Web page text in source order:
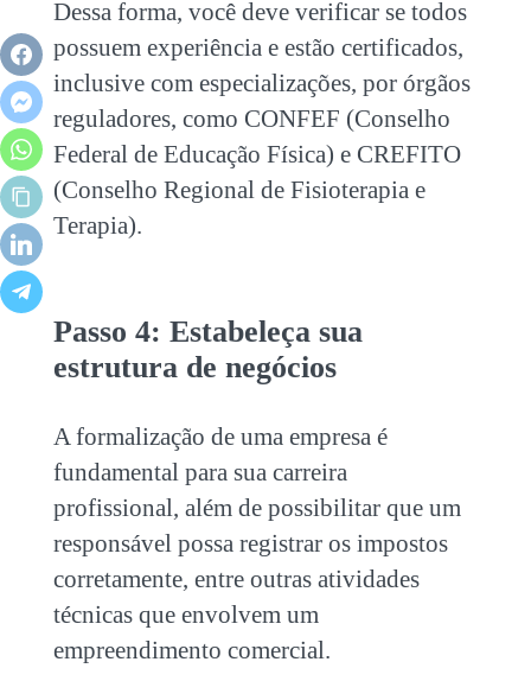
Dessa forma, você deve verificar se todos
possuem experiência e estão certificados,
inclusive com especializações, por órgãos
reguladores, como CONFEF (Conselho
Federal de Educação Física) e CREFITO
(Conselho Regional de Fisioterapia e
Terapia).
Passo 4: Estabeleça sua
estrutura de negócios
A formalização de uma empresa é
fundamental para sua carreira
profissional, além de possibilitar que um
responsávelpossa registrar os impostos
corretamente, entre outras atividades
técnicas que envolvem um
empreendimento comercial.